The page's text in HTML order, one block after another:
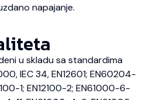
napajanje.
u skladu sa standardima
IEC 34, EN12601; EN60204-
1; EN12100-2; EN61000-6-